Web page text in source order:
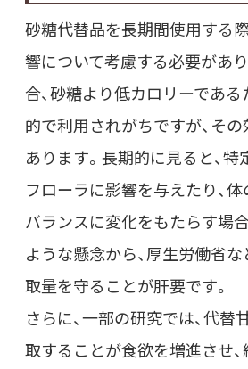
砂糖代替品を長期間使用する
響について考慮する必要があ
合、砂糖より低カロリーであ
的で利用されがちですが、そ
あります。長期的に見ると、
フローラに影響を与えたり、
バランスに変化をもたらす場
ような懸念から、厚生労働省
取量を守ることが肝要です。
さらに、一部の研究では、代
取することが食欲を増進させ